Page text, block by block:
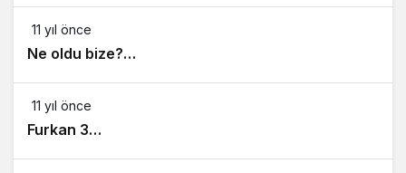
11 yıl önce
Ne oldu bize?…
11 yıl önce
Furkan 3…